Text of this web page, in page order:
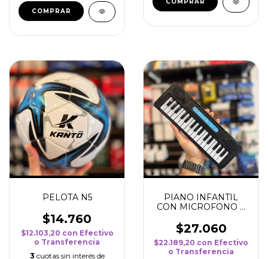
PELOTA N5
$14.760
$12.103,20 con Efectivo
o Transferencia
3 cuotas sin interés de
PIANO INFANTIL
CON MICROFONO A
$27.060
$22.189,20 con Efectivo
o Transferencia